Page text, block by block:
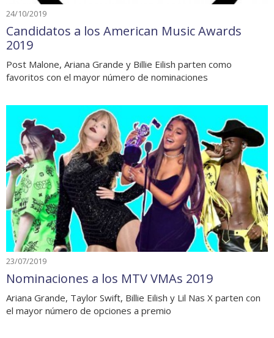
24/10/2019
Candidatos a los American Music Awards
2019
Post Malone, Ariana Grande y Billie Eilish parten como
favoritos con el mayor número de nominaciones
23/07/2019
Nominaciones a los MTV VMAs 2019
Ariana Grande, Taylor Swift, Billie Eilish y Lil Nas X parten con
el mayor número de opciones a premio